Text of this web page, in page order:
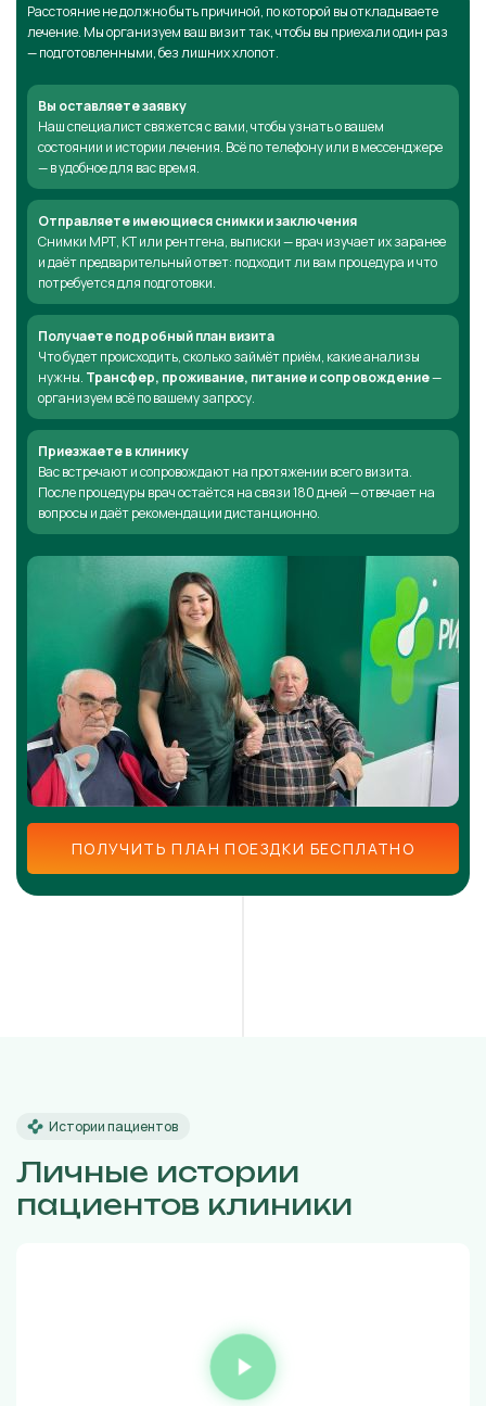
Расстояние не должно быть причиной, по которой вы откладываете
лечение. Мы организуем ваш визит так, чтобы вы приехали один раз
— подготовленными, без лишних хлопот.
Вы оставляете заявку
Наш специалист свяжется с вами, чтобы узнать о вашем
состоянии и истории лечения. Всё по телефону или в мессенджере
— в удобное для вас время.
Отправляете имеющиеся снимки и заключения
Снимки МРТ, КТ или рентгена, выписки — врач изучает их заранее
и даёт предварительный ответ: подходит ли вам процедура и что
потребуется для подготовки.
Получаете подробный план визита
Что будет происходить, сколько займёт приём, какие анализы
нужны. Трансфер, проживание, питание и сопровождение—
организуем всё по вашему запросу.
Приезжаете в клинику
Вас встречают и сопровождают на протяжении всего визита.
После процедуры врач остаётся на связи 180 дней — отвечает на
вопросы и даёт рекомендации дистанционно.
ПОЛУЧИТЬ ПЛАН ПОЕЗДКИ БЕСПЛАТНО
Истории пациентов
Личные истории
пациентов клиники